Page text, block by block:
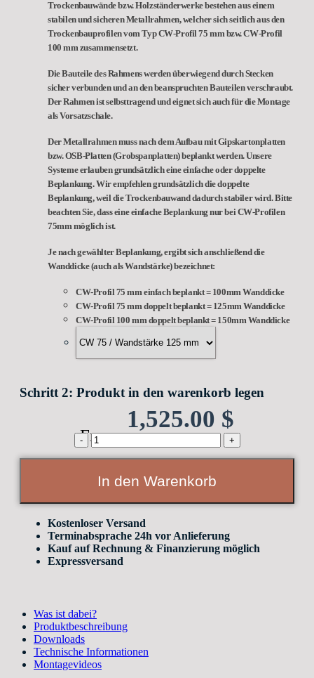
Trockenbauwände bzw. Holzständerwerke bestehen aus einem
stabilen und sicheren Metallrahmen, welcher sich seitlich aus den
Trockenbauprofilen vom Typ CW-Profil 75 mm bzw. CW-Profil
100 mm zusammensetzt.
Die Bauteile des Rahmens werden überwiegend durch Stecken
sicher verbunden und an den beanspruchten Bauteilen verschraubt.
Der Rahmen ist selbsttragend und eignet sich auch für die Montage
als Vorsatzschale.
Der Metallrahmen muss nach dem Aufbau mit Gipskartonplatten
bzw. OSB-Platten (Grobspanplatten) beplankt werden. Unsere
Systeme erlauben grundsätzlich eine einfache oder doppelte
Beplankung. Wir empfehlen grundsätzlich die doppelte
Beplankung, weil die Trockenbauwand dadurch stabiler wird. Bitte
beachten Sie, dass eine einfache Beplankung nur bei CW-Profilen
75mm möglich ist.
Je nach gewählter Beplankung, ergibt sich anschließend die
Wanddicke (auch als Wandstärke) bezeichnet:
CW-Profil 75 mm einfach beplankt = 100mm Wanddicke
CW-Profil 75 mm doppelt beplankt = 125mm Wanddicke
CW-Profil 100 mm doppelt beplankt = 150mm Wanddicke
Schritt 2: Produkt in den warenkorb legen
From:
1,525.00 $
CAVIS
C1TG
Schiebetürkomplettset
für
quantity
In den Warenkorb
Kostenloser Versand
Terminabsprache 24h vor Anlieferung
Kauf auf Rechnung & Finanzierung möglich
Expressversand
Was ist dabei?
Produktbeschreibung
Downloads
Technische Informationen
Montagevideos